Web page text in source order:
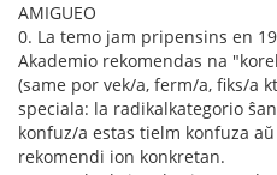
AMIGUEO
0. La temo jam pripensins en
Akademio rekomendas na
(same por vek/a, ferm/a, fiks/a
speciala: la radikalkategorio
konfuz/a estas tielm konfuza
rekomendi ion konkretan.